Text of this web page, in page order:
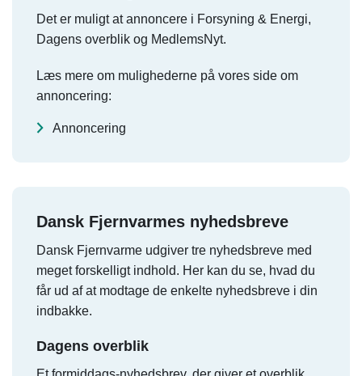
Det er muligt at annoncere i Forsyning & Energi,
Dagens overblik og MedlemsNyt.
Læs mere om mulighederne på vores side om
annoncering:
Annoncering
Dansk Fjernvarmes nyhedsbreve
Dansk Fjernvarme udgiver tre nyhedsbreve med
meget forskelligt indhold. Her kan du se, hvad du
får ud af at modtage de enkelte nyhedsbreve i din
indbakke.
Dagens overblik